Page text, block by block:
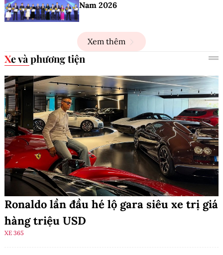
Nam 2026
Xem thêm
Xe và phương tiện
Ronaldo lần đầu hé lộ gara siêu xe trị giá
hàng triệu USD
XE 365